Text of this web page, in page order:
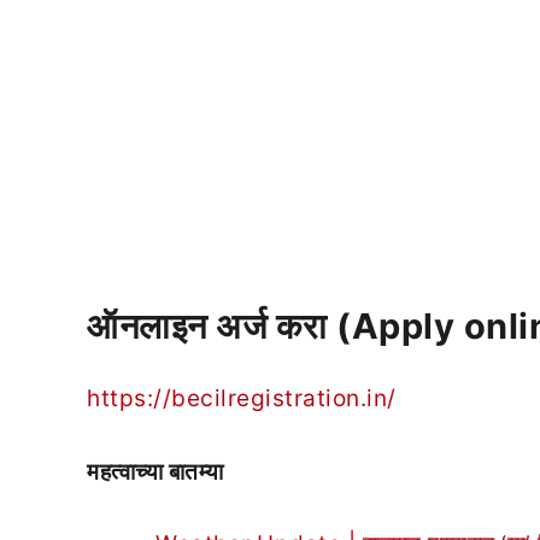
ऑनलाइन अर्ज करा (Apply
https://becilregistration.in/
महत्वाच्या बातम्या